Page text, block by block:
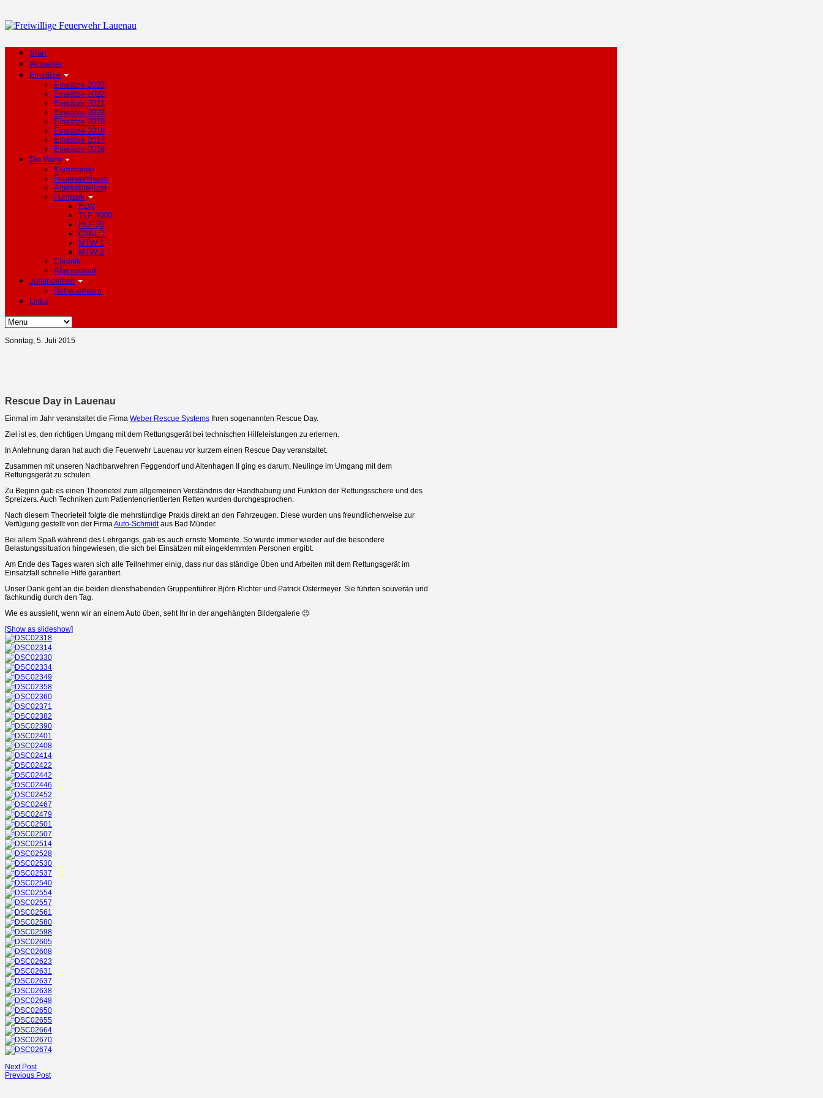
Start
Aktuelles
Einsätze
Einsätze 2023
Einsätze 2022
Einsätze 2021
Einsätze 2020
Einsätze 2019
Einsätze 2018
Einsätze 2017
Einsätze 2016
Die Wehr
Kommando
Feuerwehrhaus
Altersabteilung
Fuhrpark
ELW
TLF 3000
HLF 20
GW-L 1
MTW 1
MTW 2
Chronik
Alarmablauf
Jugendarbeit
Betreuerteam
Links
Sonntag, 5. Juli 2015
Rescue Day in Lauenau
Einmal im Jahr veranstaltet die Firma Weber Rescue Systems Ihren sogenannten Rescue Day.
Ziel ist es, den richtigen Umgang mit dem Rettungsgerät bei technischen Hilfeleistungen zu erlernen.
In Anlehnung daran hat auch die Feuerwehr Lauenau vor kurzem einen Rescue Day veranstaltet.
Zusammen mit unseren Nachbarwehren Feggendorf und Altenhagen II ging es darum, Neulinge im Umgang mit dem
Rettungsgerät zu schulen.
Zu Beginn gab es einen Theorieteil zum allgemeinen Verständnis der Handhabung und Funktion der Rettungsschere und des
Spreizers. Auch Techniken zum Patientenorientierten Retten wurden durchgesprochen.
Nach diesem Theorieteil folgte die mehrstündige Praxis direkt an den Fahrzeugen. Diese wurden uns freundlicherweise zur
Verfügung gestellt von der Firma Auto-Schmidtaus Bad Münder.
Bei allem Spaß während des Lehrgangs, gab es auch ernste Momente. So wurde immer wieder auf die besondere
Belastungssituation hingewiesen, die sich bei Einsätzen mit eingeklemmten Personen ergibt.
Am Ende des Tages waren sich alle Teilnehmer einig, dass nur das ständige Üben und Arbeiten mit dem Rettungsgerät im
Einsatzfall schnelle Hilfe garantiert.
Unser Dank geht an die beiden diensthabenden Gruppenführer Björn Richter und Patrick Ostermeyer. Sie führten souverän und
fachkundig durch den Tag.
Wie es aussieht, wenn wir an einem Auto üben, seht Ihr in der angehängten Bildergalerie 😉
[Show as slideshow]
Next Post
Previous Post